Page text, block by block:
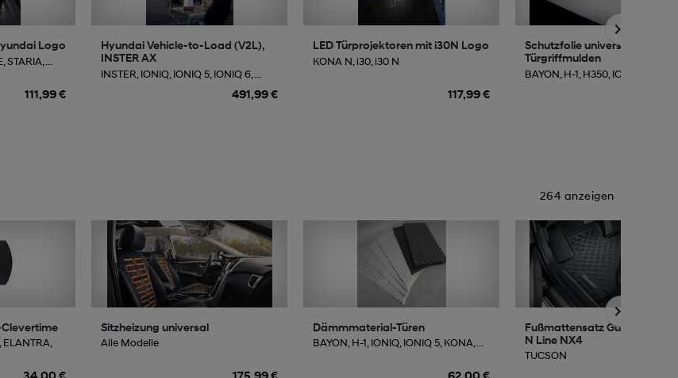
Logo
STARIA, ...
111,99 €
Hyundai Vehicle-to-Load (V2L),
INSTER AX
INSTER, IONIQ, IONIQ 5, IONIQ 6, ...
491,99 €
LED Türprojektoren mit i30N Logo
KONA N, i30, i30 N
117,99 €
Schutzfolie universal für
Türgriffmulden
BAYON, H-1, H350, IONIQ, KONA,
264 anzeigen
ELANTRA,
Sitzheizung universal
Alle Modelle
Dämmmaterial-Türen
BAYON, H-1, IONIQ, IONIQ 5, KONA, ...
Fußmattensatz Gummi
N Line NX4
TUCSON